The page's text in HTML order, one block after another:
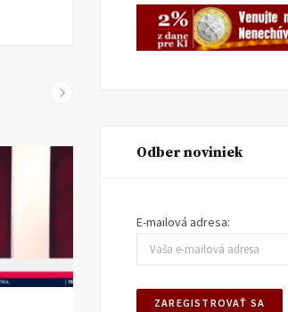
Odber noviniek
E-mailová adresa: